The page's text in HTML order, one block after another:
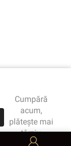
Cumpără
acum,
plătește mai
târziu